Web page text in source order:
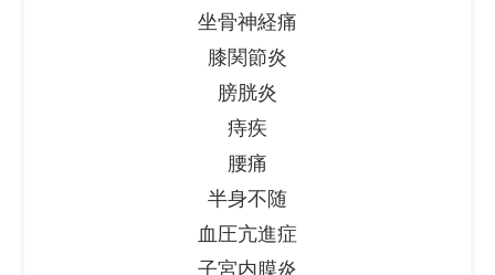
坐骨神経痛
膝関節炎
膀胱炎
痔疾
腰痛
半身不随
血圧亢進症
子宮内膜炎